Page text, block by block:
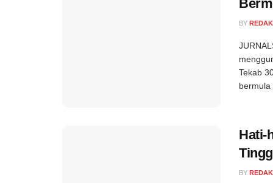
BY
Tekab
Hati-
BY